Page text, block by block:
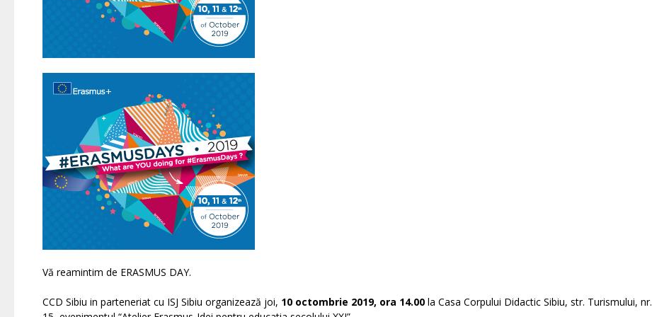
Vă reamintim de ERASMUS DAY.
CCD Sibiu in parteneriat cu ISJ Sibiu organizează joi, 10 octombrie 2019, ora 14.00la Casa Corpului Didactic Sibiu, str. Turismului, nr.